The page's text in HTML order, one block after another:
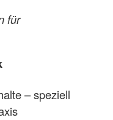
für
– speziell